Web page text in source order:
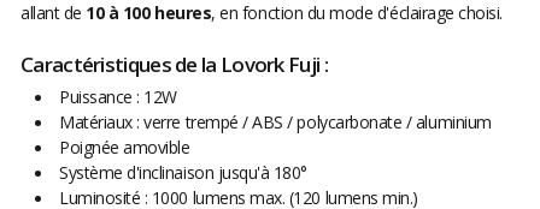
allant de 10 à 100 heures, en fonction du mode d'éclairage choisi.
Caractéristiques de la Lovork Fuji :
Puissance : 12W
Matériaux : verre trempé / ABS / polycarbonate / aluminium
Poignée amovible
Système d'inclinaison jusqu'à 180°
Luminosité : 1000 lumens max. (120 lumens min.)